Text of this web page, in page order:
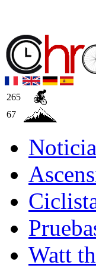
265
67
Watt